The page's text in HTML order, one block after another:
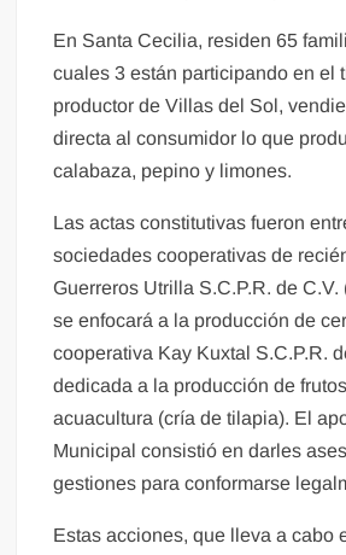
En Santa Cecilia, residen 65
cuales 3 están participando en el
productor de Villas del Sol,
directa al consumidor lo que
calabaza, pepino y limones.
Las actas constitutivas fueron
sociedades cooperativas de
Guerreros Utrilla S.C.P.R. de C.V.
se enfocará a la producción de
cooperativa Kay Kuxtal S.C.P.R.
dedicada a la producción de
acuacultura (cría de tilapia). El
Municipal consistió en darles
gestiones para conformarse
Estas acciones, que lleva a cabo